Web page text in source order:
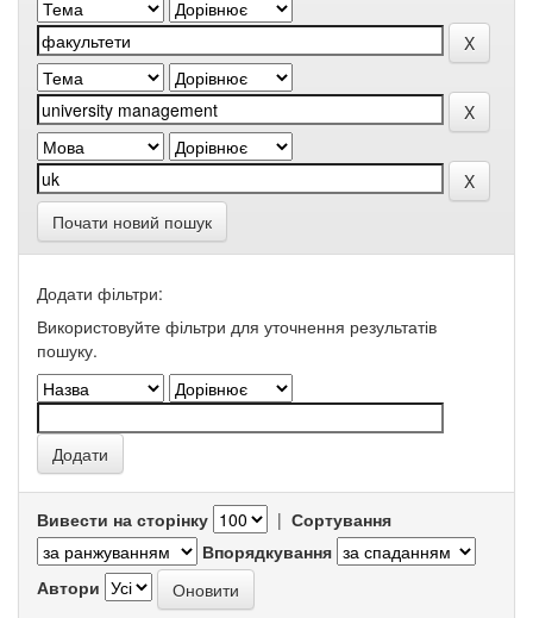
Почати новий пошук
Додати фільтри:
Використовуйте фільтри для уточнення результатів
пошуку.
Вивести на сторінку | Сортування
Впорядкування
Автори